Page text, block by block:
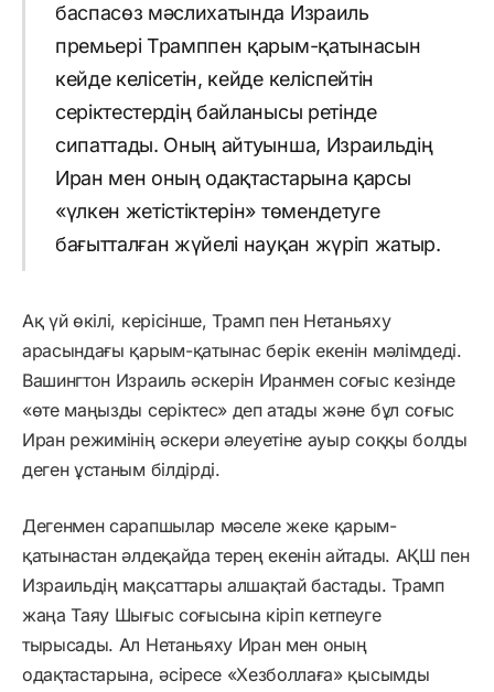
баспасөз мәслихатында Израиль
премьері Трамппен қарым-қатынасын
кейде келісетін, кейде келіспейтін
серіктестердің байланысы ретінде
сипаттады. Оның айтуынша, Израильдің
Иран мен оның одақтастарына қарсы
«үлкен жетістіктерін» төмендетуге
бағытталған жүйелі науқан жүріп жатыр.
Ақ үй өкілі, керісінше, Трамп пен Нетаньяху
арасындағы қарым-қатынас берік екенін мәлімдеді.
Вашингтон Израиль әскерін Иранмен соғыс кезінде
«өте маңызды серіктес» деп атады және бұл соғыс
Иран режимінің әскери әлеуетіне ауыр соққы болды
деген ұстаным білдірді.
Дегенмен сарапшылар мәселе жеке қарым-
қатынастан әлдеқайда терең екенін айтады. АҚШ пен
Израильдің мақсаттары алшақтай бастады. Трамп
жаңа Таяу Шығыс соғысына кіріп кетпеуге
тырысады. Ал Нетаньяху Иран мен оның
одақтастарына, әсіресе «Хезболлаға» қысымды